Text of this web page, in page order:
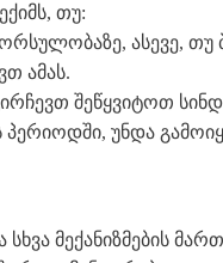
თუ:
ასევე, თუ
ამას.
შეწყვიტოთ
უნდა
მექანიზმების